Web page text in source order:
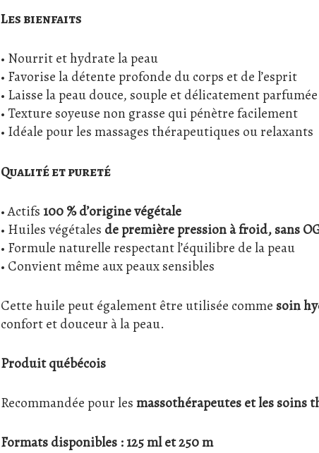
Les bienfaits
• Nourrit et hydrate la peau
• Favorise la détente profonde du corps et de l’esprit
• Laisse la peau douce, souple et délicatement parfumée
• Texture soyeuse non grasse qui pénètre facilement
• Idéale pour les massages thérapeutiques ou relaxants
Qualité et pureté
• Actifs 100 % d’origine végétale
• Huiles végétales de première pression à froid, sans
• Formule naturelle respectant l’équilibre de la peau
• Convient même aux peaux sensibles
Cette huile peut également être utilisée commesoin
confort et douceur à la peau.
Produit québécois
Recommandée pour lesmassothérapeutes et les soins
Formats disponibles : 125 ml et 250 m